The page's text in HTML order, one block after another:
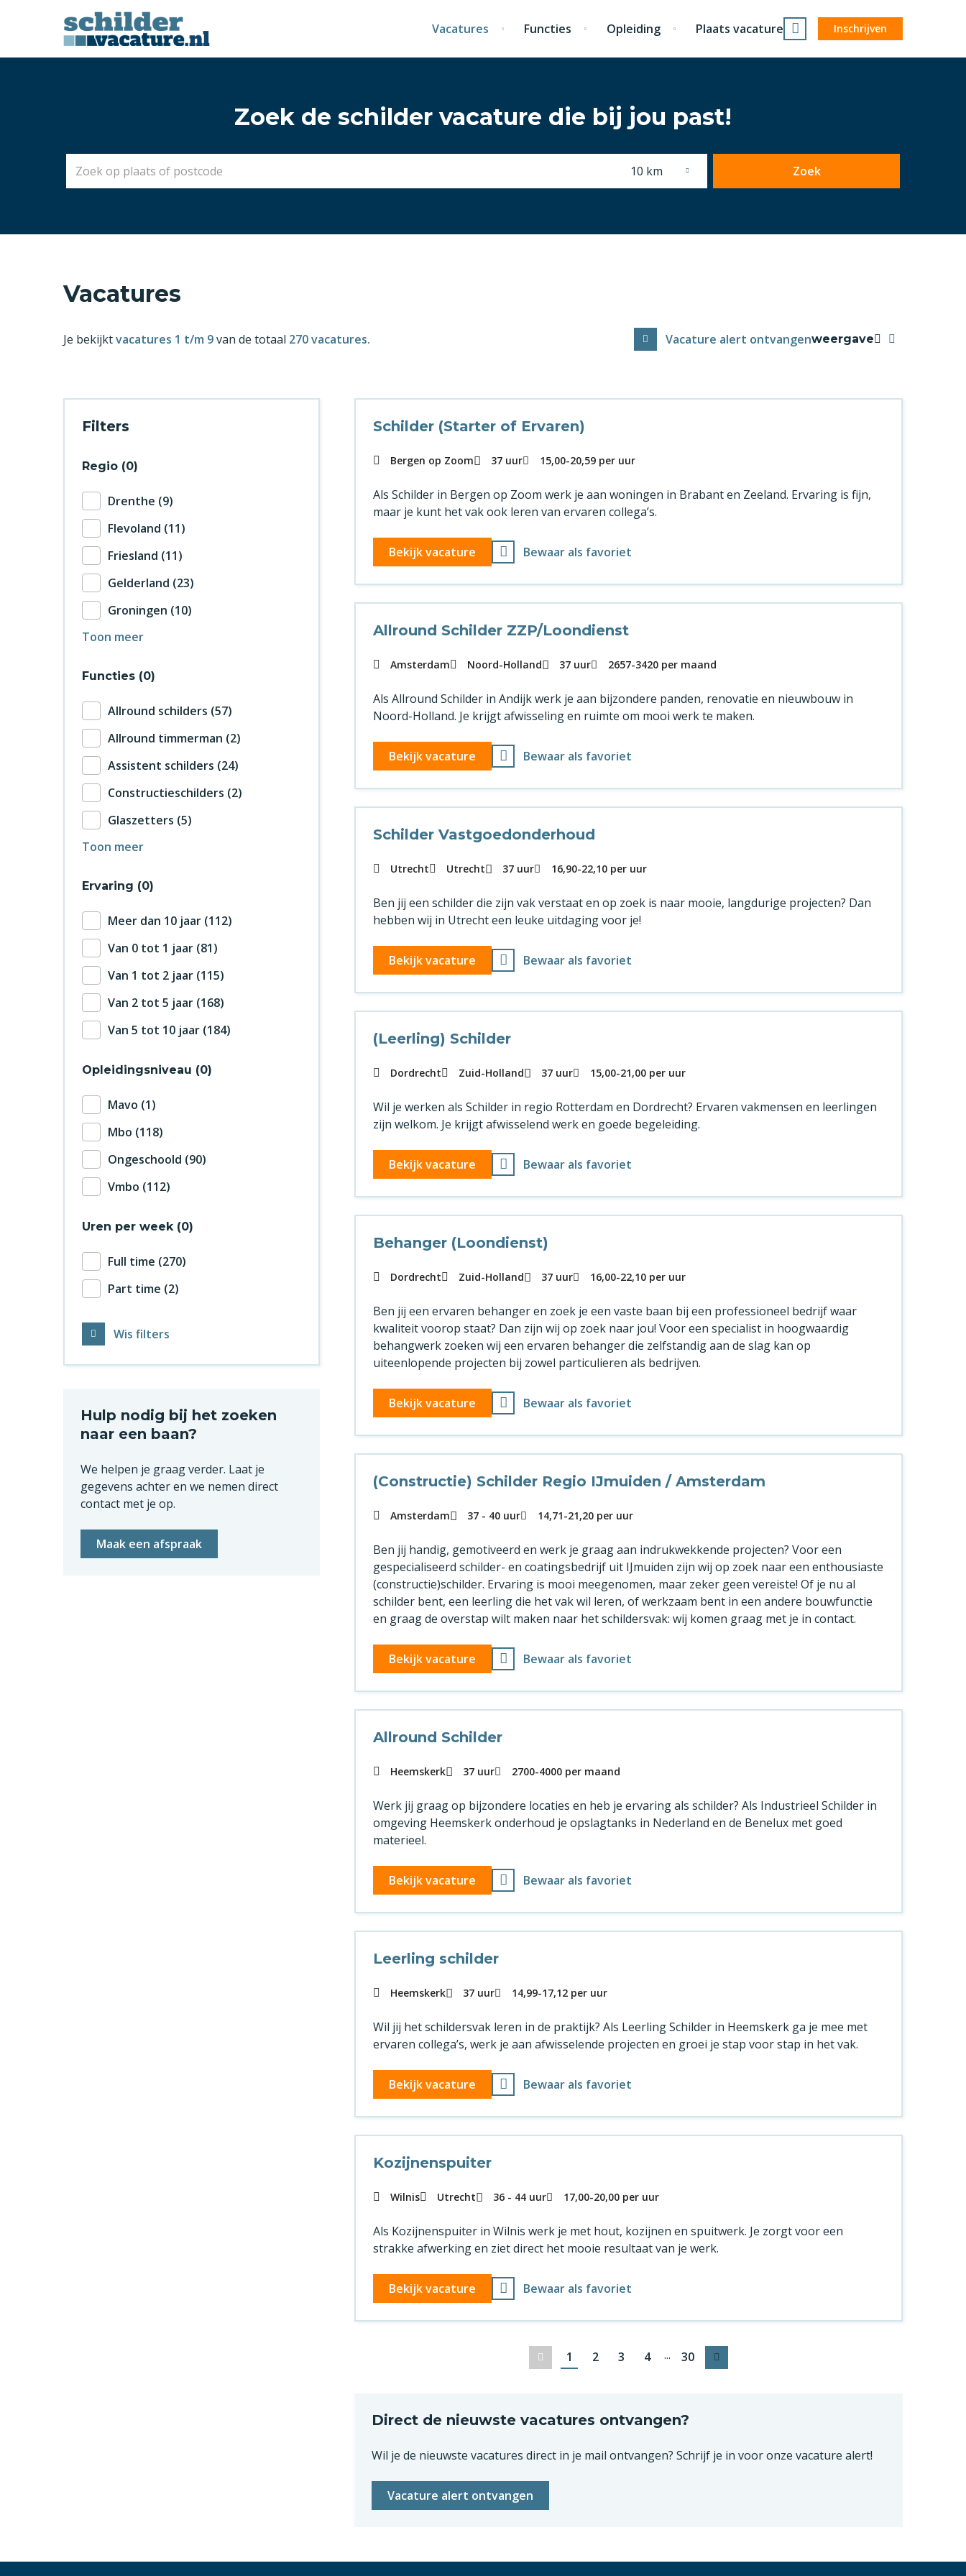
Vacatures Functies Opleiding Plaats vacature Inschrijven
Zoek de schilder vacature die bij jou past!
10 km
Vacatures
Je bekijktvacatures 1 t/m 9van de totaal 270 vacatures. Vacature alert ontvangenweergave
Filters
Regio 0
Drenthe 9
Flevoland 11
Friesland 11
Gelderland 23
Groningen 10
Toon meer
Functies 0
Allround schilders 57
Allround timmerman 2
Assistent schilders 24
Constructieschilders 2
Glaszetters 5
Toon meer
Ervaring 0
Meer dan 10 jaar 112
Van 0 tot 1 jaar 81
Van 1 tot 2 jaar 115
Van 2 tot 5 jaar 168
Van 5 tot 10 jaar 184
Opleidingsniveau 0
Mavo 1
Mbo 118
Ongeschoold 90
Vmbo 112
Uren per week 0
Full time 270
Part time 2
Wis filters
Hulp nodig bij het zoeken
naar een baan?
We helpen je graag verder. Laat je
gegevens achter en we nemen direct
contact met je op.
Maak een afspraak
Schilder (Starter of Ervaren)
Bergen op Zoom 37 uur 15,00-20,59 per uur
Als Schilder in Bergen op Zoom werk je aan woningen in Brabant en Zeeland. Ervaring is fijn,
maar je kunt het vak ook leren van ervaren collega’s.
Bekijk vacature Bewaar als favoriet
Allround Schilder ZZP/Loondienst
Amsterdam Noord-Holland 37 uur 2657-3420 per maand
Als Allround Schilder in Andijk werk je aan bijzondere panden, renovatie en nieuwbouw in
Noord-Holland. Je krijgt afwisseling en ruimte om mooi werk te maken.
Bekijk vacature Bewaar als favoriet
Schilder Vastgoedonderhoud
Utrecht Utrecht 37 uur 16,90-22,10 per uur
Ben jij een schilder die zijn vak verstaat en op zoek is naar mooie, langdurige projecten? Dan
hebben wij in Utrecht een leuke uitdaging voor je!
Bekijk vacature Bewaar als favoriet
(Leerling) Schilder
Dordrecht Zuid-Holland 37 uur 15,00-21,00 per uur
Wil je werken als Schilder in regio Rotterdam en Dordrecht? Ervaren vakmensen en leerlingen
zijn welkom. Je krijgt afwisselend werk en goede begeleiding.
Bekijk vacature Bewaar als favoriet
Behanger (Loondienst)
Dordrecht Zuid-Holland 37 uur 16,00-22,10 per uur
Ben jij een ervaren behanger en zoek je een vaste baan bij een professioneel bedrijf waar
kwaliteit voorop staat? Dan zijn wij op zoek naar jou! Voor een specialist in hoogwaardig
behangwerk zoeken wij een ervaren behanger die zelfstandig aan de slag kan op
uiteenlopende projecten bij zowel particulieren als bedrijven.
Bekijk vacature Bewaar als favoriet
(Constructie) Schilder Regio IJmuiden / Amsterdam
Amsterdam 37 - 40 uur 14,71-21,20 per uur
Ben jij handig, gemotiveerd en werk je graag aan indrukwekkende projecten? Voor een
gespecialiseerd schilder- en coatingsbedrijf uit IJmuiden zijn wij op zoek naar een enthousiaste
(constructie)schilder. Ervaring is mooi meegenomen, maar zeker geen vereiste! Of je nu al
schilder bent, een leerling die het vak wil leren, of werkzaam bent in een andere bouwfunctie
en graag de overstap wilt maken naar het schildersvak: wij komen graag met je in contact.
Bekijk vacature Bewaar als favoriet
Allround Schilder
Heemskerk 37 uur 2700-4000 per maand
Werk jij graag op bijzondere locaties en heb je ervaring als schilder? Als Industrieel Schilder in
omgeving Heemskerk onderhoud je opslagtanks in Nederland en de Benelux met goed
materieel.
Bekijk vacature Bewaar als favoriet
Leerling schilder
Heemskerk 37 uur 14,99-17,12 per uur
Wil jij het schildersvak leren in de praktijk? Als Leerling Schilder in Heemskerk ga je mee met
ervaren collega’s, werk je aan afwisselende projecten en groei je stap voor stap in het vak.
Bekijk vacature Bewaar als favoriet
Kozijnenspuiter
Wilnis Utrecht 36 - 44 uur 17,00-20,00 per uur
Als Kozijnenspuiter in Wilnis werk je met hout, kozijnen en spuitwerk. Je zorgt voor een
strakke afwerking en ziet direct het mooie resultaat van je werk.
Bekijk vacature Bewaar als favoriet
Vorige
1 2 3 4 ... 30
Direct de nieuwste vacatures ontvangen?
Wil je de nieuwste vacatures direct in je mail ontvangen? Schrijf je in voor onze vacature alert!
Vacature alert ontvangen